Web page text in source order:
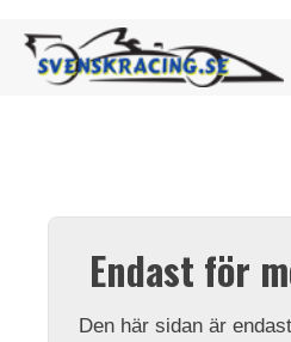
Endast för
Den här sidan är